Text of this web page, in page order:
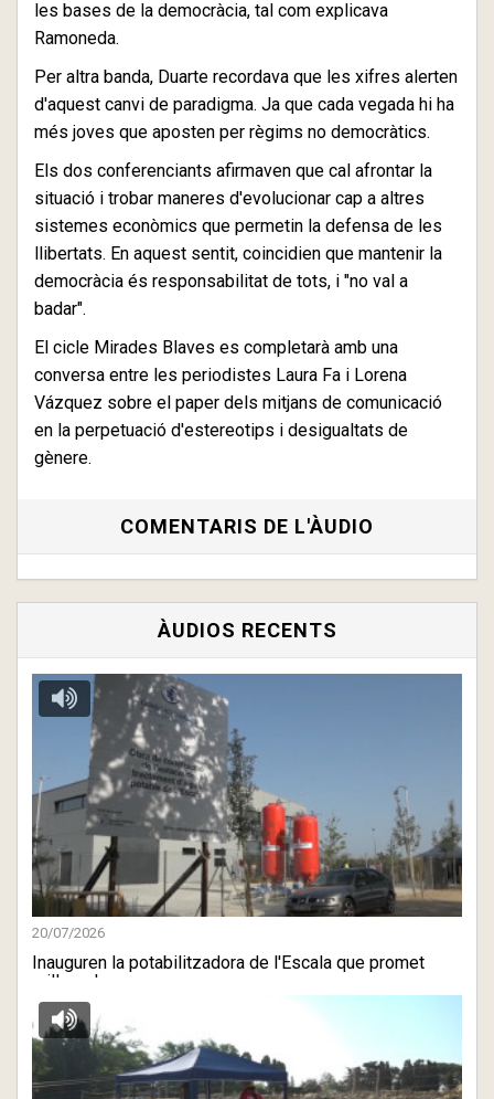
les bases de la democràcia, tal com explicava
Ramoneda.
Per altra banda, Duarte recordava que les xifres alerten
d'aquest canvi de paradigma. Ja que cada vegada hi ha
més joves que aposten per règims no democràtics.
Els dos conferenciants afirmaven que cal afrontar la
situació i trobar maneres d'evolucionar cap a altres
sistemes econòmics que permetin la defensa de les
llibertats. En aquest sentit, coincidien que mantenir la
democràcia és responsabilitat de tots, i "no val a
badar".
El cicle Mirades Blaves es completarà amb una
conversa entre les periodistes Laura Fa i Lorena
Vázquez sobre el paper dels mitjans de comunicació
en la perpetuació d'estereotips i desigualtats de
gènere.
COMENTARIS DE L'ÀUDIO
ÀUDIOS RECENTS
20/07/2026
Inauguren la potabilitzadora de l'Escala que promet
millorar la ...